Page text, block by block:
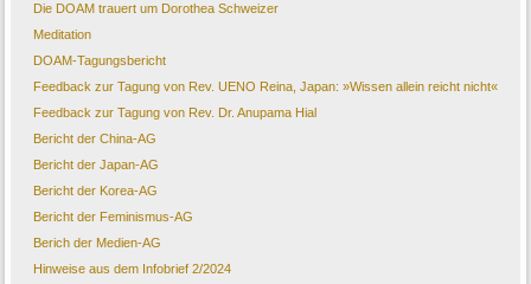
Die DOAM trauert um Dorothea Schweizer
Meditation
DOAM-Tagungsbericht
Feedback zur Tagung von Rev. UENO Reina, Japan: »Wissen allein reicht nicht«
Feedback zur Tagung von Rev. Dr. Anupama Hial
Bericht der China-AG
Bericht der Japan-AG
Bericht der Korea-AG
Bericht der Feminismus-AG
Berich der Medien-AG
Hinweise aus dem Infobrief 2/2024